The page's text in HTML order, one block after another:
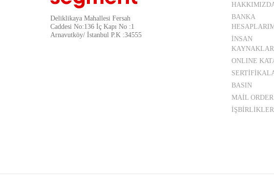
Deliklikaya Mahallesi Fersah
Caddesi No:136 İç Kapı No :1
Arnavutköy/ İstanbul P.K :34555
BANKA
İNSAN
ONLINE
BASIN
MAİL ORDER